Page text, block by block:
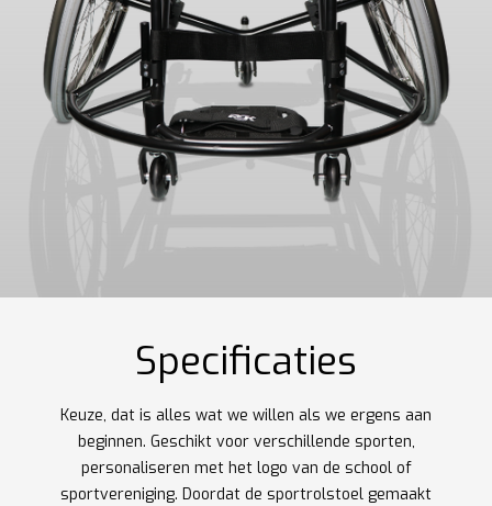
Specificaties
Keuze, dat is alles wat we willen als we ergens aan
beginnen. Geschikt voor verschillende sporten,
personaliseren met het logo van de school of
sportvereniging. Doordat de sportrolstoel gemaakt